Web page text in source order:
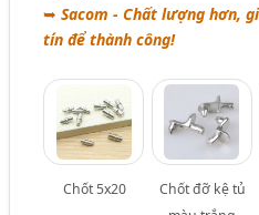
➥Sacom - Chất lượng hơn,
tín để thành công!
Chốt 5x20
Chốt đỡ kệ tủ